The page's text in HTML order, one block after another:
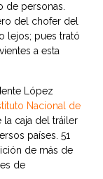
de personas.
del chofer del
lejos; pues trató
a esta
López
Nacional de
la caja del tráiler
países. 51
de más de
de